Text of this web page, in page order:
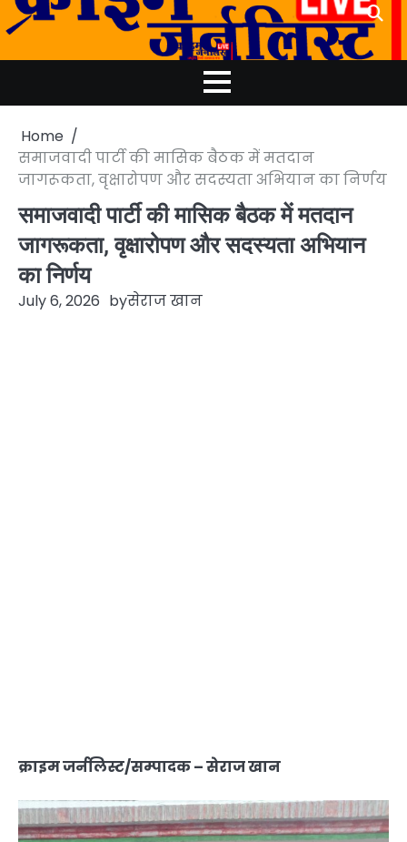
Skip
to
Home
समाजवादी पार्टी की मासिक बैठक में मतदान
जागरूकता, वृक्षारोपण और सदस्यता अभियान का निर्णय
समाजवादी पार्टी की मासिक बैठक में मतदान
जागरूकता, वृक्षारोपण और सदस्यता अभियान
का निर्णय
July 6, 2026 byसेराज खान
क्राइम जर्नलिस्ट/सम्पादक – सेराज खान